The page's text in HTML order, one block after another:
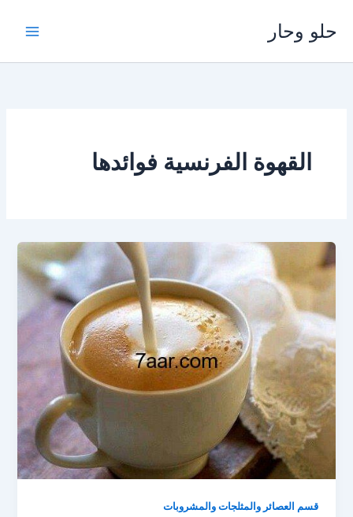
المحتوى
حلو وحار
القهوة الفرنسية فوائدها
قسم العصائر والمثلجات والمشروبات